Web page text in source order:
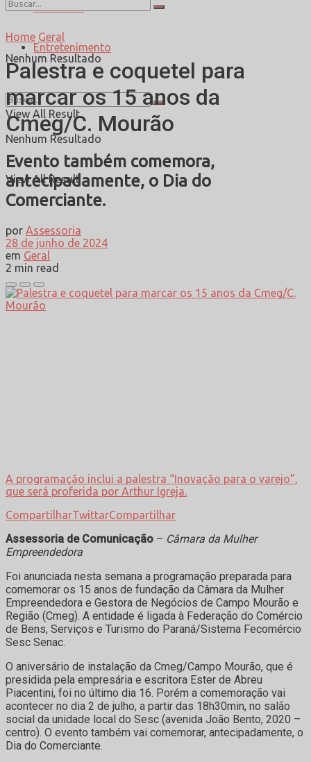
Entrevista
Entretenimento
Nenhum Resultado
View All Result
Nenhum Resultado
View All Result
Home Geral
Palestra e coquetel para
marcar os 15 anos da
Cmeg/C. Mourão
Evento também comemora,
antecipadamente, o Dia do
Comerciante.
por Assessoria
28 de junho de 2024
em Geral
2 min read
A programação inclui a palestra “Inovação para o varejo”,
que será proferida por Arthur Igreja.
CompartilharTwittarCompartilhar
Assessoria de Comunicação – Câmara da Mulher
Empreendedora
Foi anunciada nesta semana a programação preparada para
comemorar os 15 anos de fundação da Câmara da Mulher
Empreendedora e Gestora de Negócios de Campo Mourão e
Região (Cmeg). A entidade é ligada à Federação do Comércio
de Bens, Serviços e Turismo do Paraná/Sistema Fecomércio
Sesc Senac.
O aniversário de instalação da Cmeg/Campo Mourão, que é
presidida pela empresária e escritora Ester de Abreu
Piacentini, foi no último dia 16. Porém a comemoração vai
acontecer no dia 2 de julho, a partir das 18h30min, no salão
social da unidade local do Sesc (avenida João Bento, 2020 –
centro). O evento também vai comemorar, antecipadamente, o
Dia do Comerciante.